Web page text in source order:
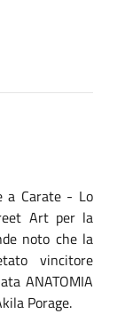
a Carate - Lo
Art per la
noto che la
vincitore
ANATOMIA
Porage.